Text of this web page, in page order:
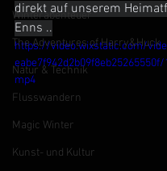
Winterabenteuer
The Adventures of Harry&Huck
Natur & Technik
Flusswandern
Magic Winter
Kunst- und Kultur
direkt auf unserem
Enns ..
https://video.wixstatic.com/
mp4